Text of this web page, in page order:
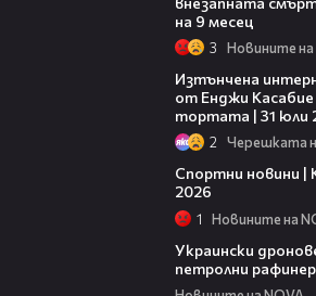
на 9 месец
3 Новините на
Изтънчена
от Енджи
тортата | 31 юли
2
Спортни новини |
2026
1 Новините на
Украински
петролни